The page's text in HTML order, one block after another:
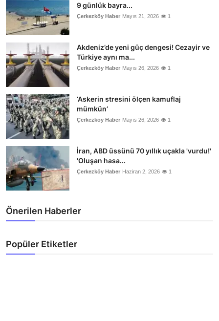
9 günlük bayra...
Çerkezköy Haber Mayıs 21, 2026 1
Akdeniz’de yeni güç dengesi! Cezayir ve
Türkiye aynı ma...
Çerkezköy Haber Mayıs 26, 2026 1
‘Askerin stresini ölçen kamuflaj
mümkün’
Çerkezköy Haber Mayıs 26, 2026 1
İran, ABD üssünü 70 yıllık uçakla 'vurdu!'
'Oluşan hasa...
Çerkezköy Haber Haziran 2, 2026 1
Önerilen Haberler
Popüler Etiketler